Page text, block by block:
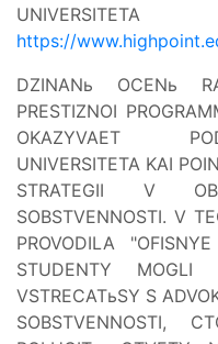
https://
DZINANь OCENь
PRESTIZNOI
OKAZYVAET
UNIVERSITETA KAI
STRATEGII V
SOBSTVENNOSTI. V
PROVODILA
STUDENTY MOGLI
VSTRECATьSY S
SOBSTVENNOSTI,